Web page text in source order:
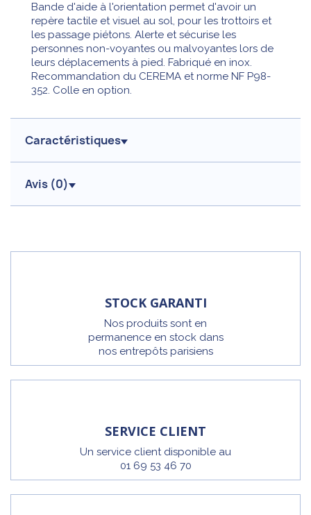
Bande d'aide à l'orientation permet d'avoir un
repère tactile et visuel au sol, pour les trottoirs et
les passage piétons. Alerte et sécurise les
personnes non-voyantes ou malvoyantes lors de
leurs déplacements à pied. Fabriqué en inox.
Recommandation du CEREMA et norme NF P98-
352. Colle en option.
Caractéristiques
Avis (0)
STOCK GARANTI
Nos produits sont en
permanence en stock dans
nos entrepôts parisiens
SERVICE CLIENT
Un service client disponible au
01 69 53 46 70